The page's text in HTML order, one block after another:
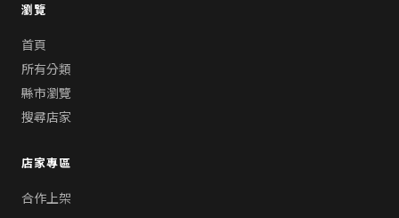
瀏覽
首頁
所有分類
縣市瀏覽
搜尋店家
店家專區
合作上架